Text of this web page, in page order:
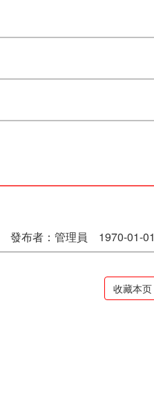
發布者：管理員 1970-01-01
收藏本页